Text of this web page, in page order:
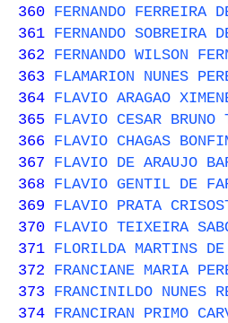
360 FERNANDO FERREIRA
361 FERNANDO SOBREIRA
362 FERNANDO WILSON
363 FLAMARION NUNES
364 FLAVIO ARAGAO
365 FLAVIO CESAR BRUNO
366 FLAVIO CHAGAS
367 FLAVIO DE ARAUJO
368 FLAVIO GENTIL DE
369 FLAVIO PRATA
370 FLAVIO TEIXEIRA
371 FLORILDA MARTINS
372 FRANCIANE MARIA
373 FRANCINILDO NUNES
374 FRANCIRAN PRIMO